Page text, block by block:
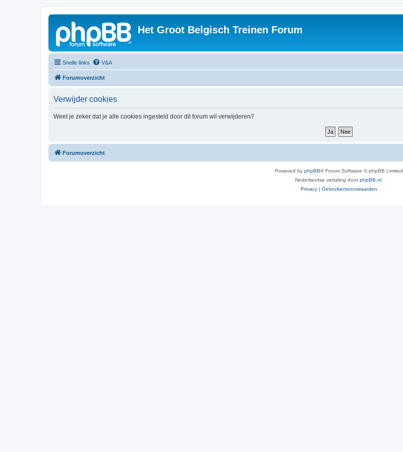
Het Groot Belgisch Treinen Forum
Snelle links V&A
Forumoverzicht
Verwijder cookies
Weet je zeker dat je alle cookies ingesteld door dit forum wil verwijderen?
Forumoverzicht
Powered by phpBB® Forum Software © phpBB Limited
Nederlandse vertaling doorphpBB.nl
Privacy | Gebruikersvoorwaarden